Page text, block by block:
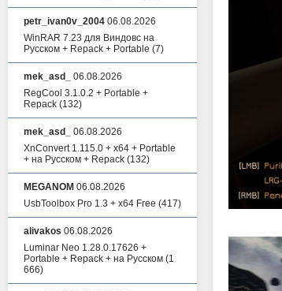
petr_ivan0v_2004 06.08.2026
WinRAR 7.23 для Виндовс на
Русском + Repack + Portable (7)
mek_asd_
06.08.2026
RegCool 3.1.0.2 + Portable +
Repack (132)
mek_asd_
06.08.2026
XnConvert 1.115.0 + x64 + Portable
+ на Русском + Repack (132)
MEGANOM 06.08.2026
UsbToolbox Pro 1.3 + x64 Free (417)
alivakos 06.08.2026
Luminar Neo 1.28.0.17626 +
Portable + Repack + на Русском (1
666)